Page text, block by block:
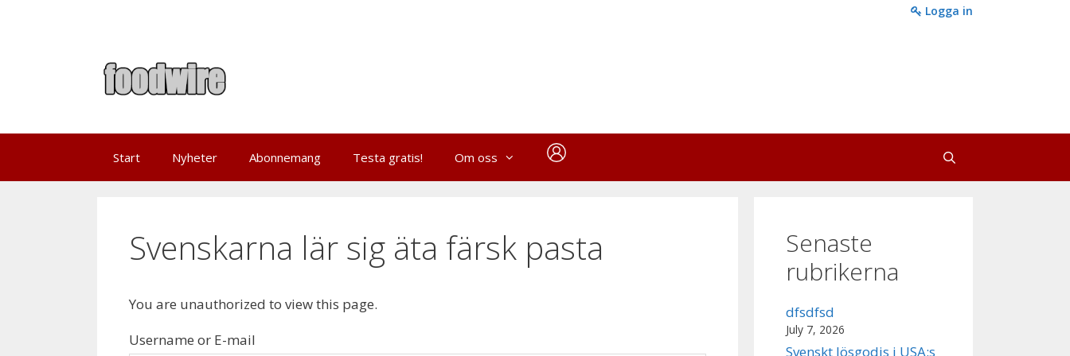
Logga in
Start Nyheter Abonnemang Testa gratis! Om oss
Svenskarna lär sig äta färsk pasta
You are unauthorized to view this page.
Username or E-mail
Senaste
rubrikerna
dfsdfsd
July 7, 2026
Svenskt lösgodis i USA:s